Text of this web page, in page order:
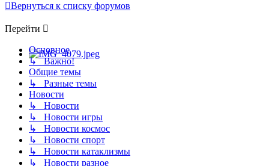
Вернуться к списку форумов
Перейти
Основное
↳ Важно!
Общие темы
↳ Разные темы
Новости
↳ Новости
↳ Новости игры
↳ Новости космос
↳ Новости спорт
↳ Новости катаклизмы
↳ Новости разное